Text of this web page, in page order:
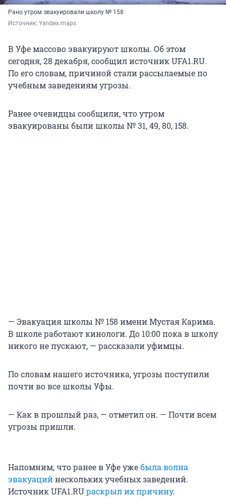
Рано утром эвакуировали школу № 158
Источник: Yandex.maps
В Уфе массово эвакуируют школы. Об этом
сегодня, 28 декабря, сообщил источник UFA1.RU.
По его словам, причиной стали рассылаемые по
учебным заведениям угрозы.
Ранее очевидцы сообщили, что утром
эвакуированы были школы № 31, 49, 80, 158.
— Эвакуация школы № 158 имени Мустая Карима.
В школе работают кинологи. До 10:00 пока в школу
никого не пускают, — рассказали уфимцы.
По словам нашего источника, угрозы поступили
почти во все школы Уфы.
— Как в прошлый раз, — отметил он. — Почти всем
угрозы пришли.
Напомним, что ранее в Уфе ужебыла волна
эвакуацийнескольких учебных заведений.
Источник UFA1.RUраскрыл их причину.